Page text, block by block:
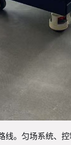
。匀场系统、